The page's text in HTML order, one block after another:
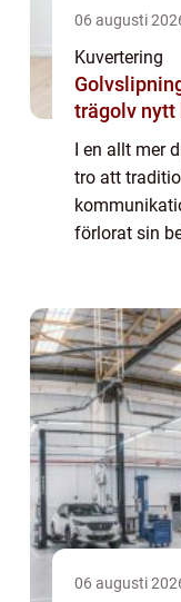
06 augusti
Kuvertering
trägolv nytt
I en allt mer
tro att
förlorat sin
06 augusti